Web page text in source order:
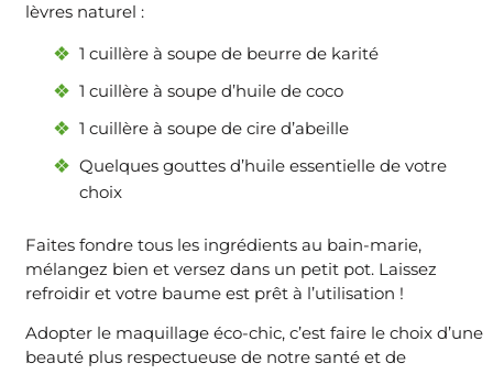
lèvres naturel :
1 cuillère à soupe de beurre de karité
1 cuillère à soupe d’huile de coco
1 cuillère à soupe de cire d’abeille
Quelques gouttes d’huile essentielle de votre
choix
Faites fondre tous les ingrédients au bain-marie,
mélangez bien et versez dans un petit pot. Laissez
refroidir et votre baume est prêt à l’utilisation !
Adopter le maquillage éco-chic, c’est faire le choix d’une
beauté plus respectueuse de notre santé et de